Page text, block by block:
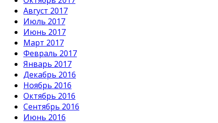
Август 2017
Июль 2017
Июнь 2017
Март 2017
Февраль 2017
Январь 2017
Декабрь 2016
Ноябрь 2016
Октябрь 2016
Сентябрь 2016
Июнь 2016